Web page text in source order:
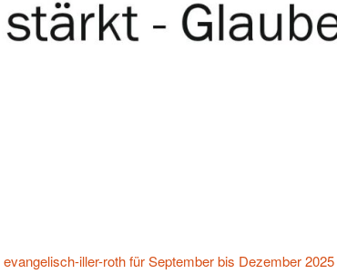
evangelisch-iller-roth für September bis Dezember 2025